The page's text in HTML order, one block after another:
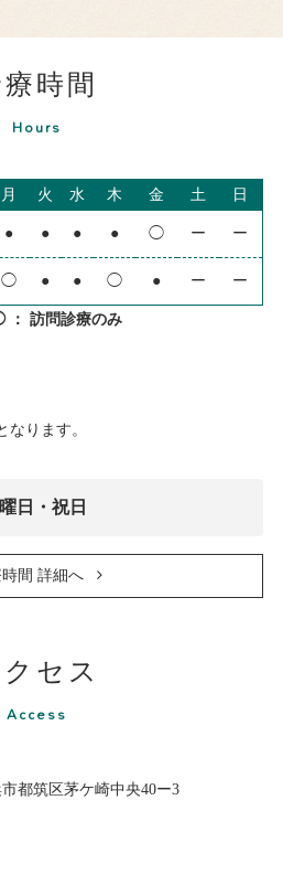
時間
Hours
月 火 水 木 金 土 日
● ● ● ● ◯ ー ー
◯ ● ● ◯ ● ー ー
： 訪問診療のみ
なります。
日・祝日
間 詳細へ
セス
Access
都筑区茅ケ崎中央40ー3